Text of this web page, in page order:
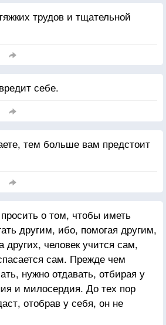
трудов и тщательной
себе.
тем больше вам предстоит
о том, чтобы иметь
другим, ибо, помогая другим,
других, человек учится сам,
сам. Прежде чем
нужно отдавать, отбирая у
и милосердия. До тех пор
отобрав у себя, он не
Нельзя рассчитывать